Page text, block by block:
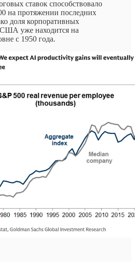
ставок способствовало
на протяжении последних
доля корпоративных
уже находится на
с 1950 года.